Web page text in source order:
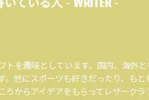
いている人 - -
トを趣味としています。国内、海外と
。他にスポーツも好きだったり、もと
ろからアイデアをもらってレザークラ